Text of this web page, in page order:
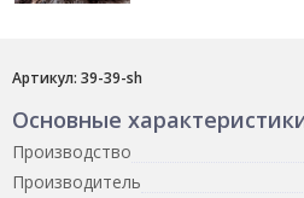
Артикул: 39-39-sh
Основные
Производство
Производитель